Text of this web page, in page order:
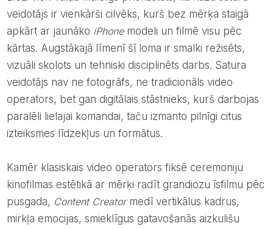
veidotājs ir vienkārši cilvēks, kurš bez mērķa staigā
apkārt ar jaunāko iPhonemodeli un filmē visu pēc
kārtas. Augstākajā līmenī šī loma ir smalki režisēts,
vizuāli skolots un tehniski disciplinēts darbs. Satura
veidotājs nav ne fotogrāfs, ne tradicionāls video
operators, bet gan digitālais stāstnieks, kurš darbojas
paralēli lielajai komandai, taču izmanto pilnīgi citus
izteiksmes līdzekļus un formātus.
Kamēr klasiskais video operators fiksē ceremoniju
kinofilmas estētikā ar mērķi radīt grandiozu īsfilmu pēc
pusgada, Content Creatormedī vertikālus kadrus,
mirkļa emocijas, smieklīgus gatavošanās aizkulišu